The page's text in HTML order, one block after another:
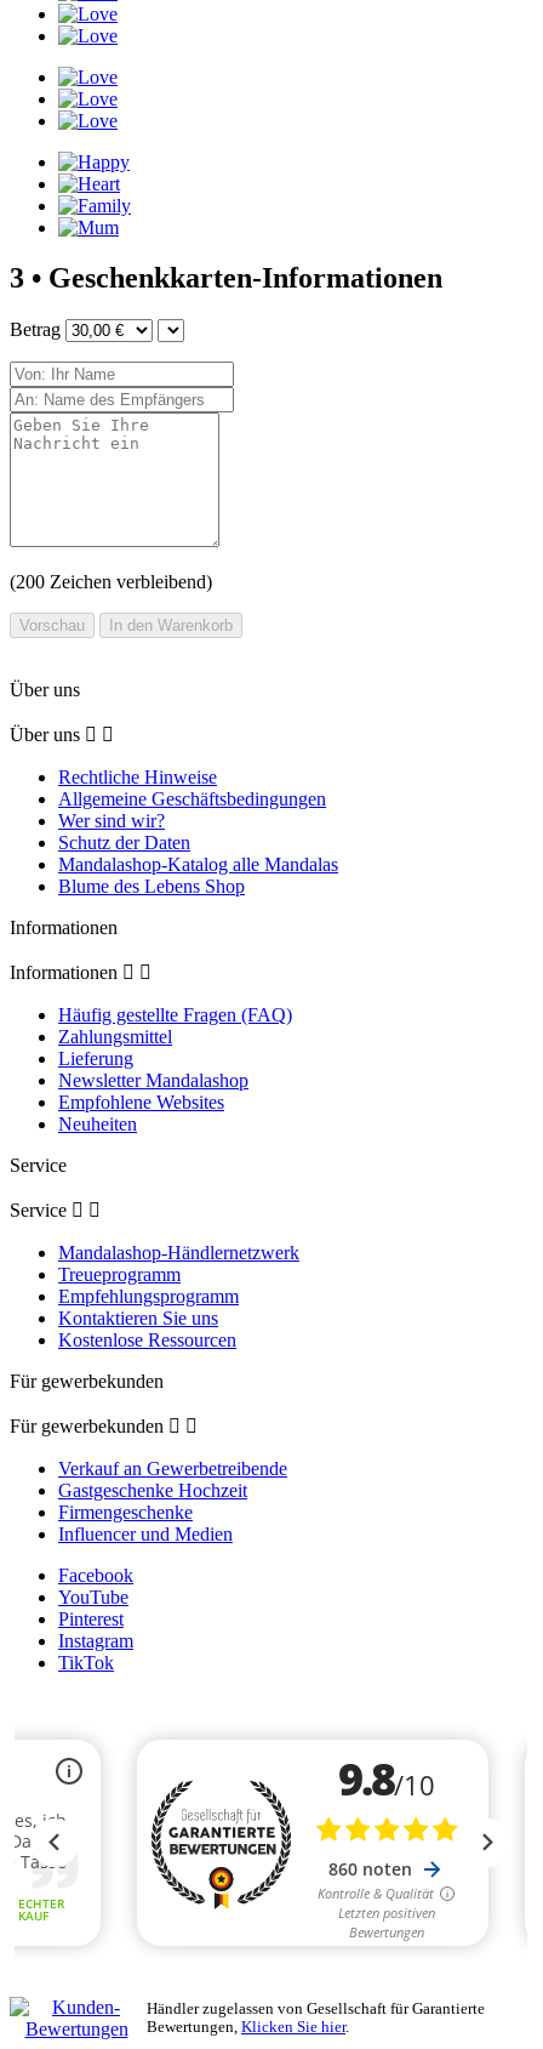
3 • Geschenkkarten-Informationen
Betrag
(200 Zeichen verbleibend)
Vorschau In den Warenkorb
Über uns
Über uns  
Rechtliche Hinweise
Allgemeine Geschäftsbedingungen
Wer sind wir?
Schutz der Daten
Mandalashop-Katalog alle Mandalas
Blume des Lebens Shop
Informationen
Informationen  
Häufig gestellte Fragen (FAQ)
Zahlungsmittel
Lieferung
Newsletter Mandalashop
Empfohlene Websites
Neuheiten
Service
Service  
Mandalashop-Händlernetzwerk
Treueprogramm
Empfehlungsprogramm
Kontaktieren Sie uns
Kostenlose Ressourcen
Für gewerbekunden
Für gewerbekunden  
Verkauf an Gewerbetreibende
Gastgeschenke Hochzeit
Firmengeschenke
Influencer und Medien
Facebook
YouTube
Pinterest
Instagram
TikTok
Händler zugelassen von Gesellschaft für Garantierte
Bewertungen, Klicken Sie hier.